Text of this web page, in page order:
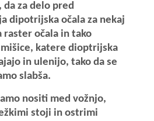
za delo pred
dipotrijska očala za nekaj
raster očala in tako
mišice, katere dioptrijska
in ulenijo, tako da se
slabša.
nositi med vožnjo,
stoji in ostrimi